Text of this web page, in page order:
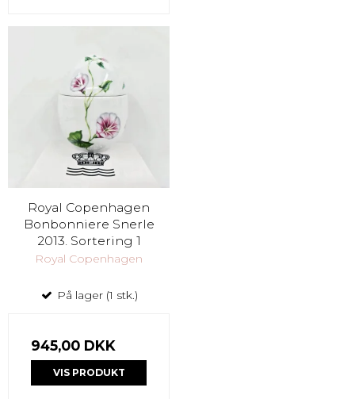
Royal Copenhagen
Bonbonniere Snerle
2013. Sortering 1
Royal Copenhagen
På lager (1 stk.)
945,00 DKK
VIS PRODUKT